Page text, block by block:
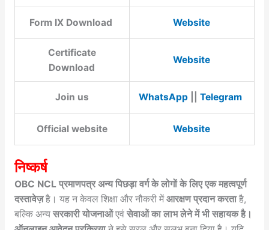
Form IX Download Website
Certificate
Download
Website
Join us WhatsApp ||Telegram
Official website Website
निष्कर्ष
OBC NCL प्रमाणपत्र अन्य पिछड़ा वर्ग के लोगों के लिए एक महत्वपूर्ण
दस्तावेज़है। यह न केवल शिक्षा और नौकरी मेंआरक्षण प्रदान करताहै,
बल्कि अन्य सरकारी योजनाओंएवं सेवाओं का लाभ लेने में भी सहायक है।